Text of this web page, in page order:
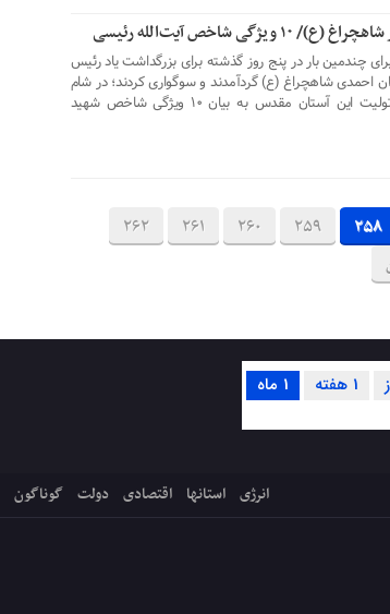
شاخص آیت‌الله رئیسی
چندمین بار در پنج روز گذشته برای بزرگداشت یاد رئیس
احمدی شاهچراغ (ع) گردآمدند و سوگواری کردند؛ در شام
غریبان شهدای خدمت، تولیت این آستان مقدس به بیان ۱۰ ویژگی شاخص شهید
258
259
260
261
262
1 ماه 1 هفته
انرژی استانها اقتصادی دولت گوناگون